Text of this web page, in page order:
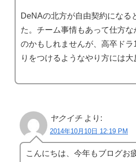
DeNAの北方が自由契約になる
た。チーム事情もあって仕方な
のかもしれませんが、高卒ドラ
りをつけるようなやり方には大
ヤクイチ より:
2014年10月10日 12:19 PM
こんにちは、今年もブログお